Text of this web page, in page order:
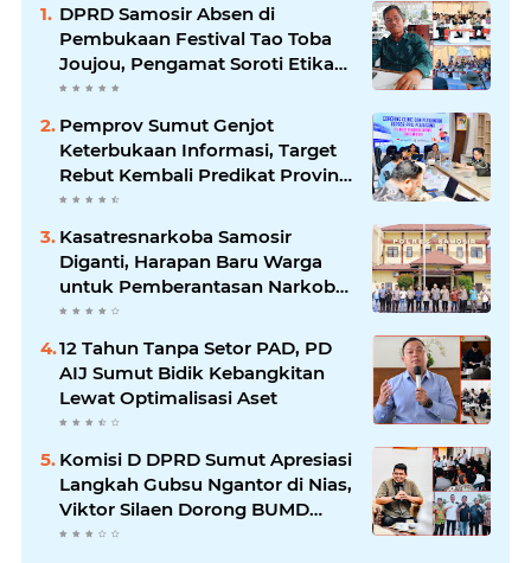
DPRD Samosir Absen di
Pembukaan Festival Tao Toba
Joujou, Pengamat Soroti Etika
Birokrasi Pemkab
Pemprov Sumut Genjot
Keterbukaan Informasi, Target
Rebut Kembali Predikat Provinsi
Informatif
Kasatresnarkoba Samosir
Diganti, Harapan Baru Warga
untuk Pemberantasan Narkoba
Menguat
12 Tahun Tanpa Setor PAD, PD
AIJ Sumut Bidik Kebangkitan
Lewat Optimalisasi Aset
Komisi D DPRD Sumut Apresiasi
Langkah Gubsu Ngantor di Nias,
Viktor Silaen Dorong BUMD
Kelola Rumput Laut